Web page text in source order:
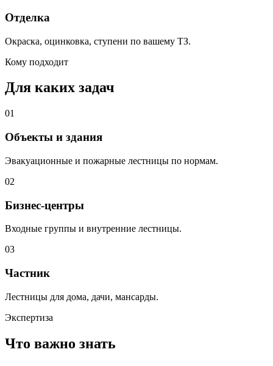
Отделка
Окраска, оцинковка, ступени по вашему ТЗ.
Кому подходит
Для каких задач
01
Объекты и здания
Эвакуационные и пожарные лестницы по нормам.
02
Бизнес-центры
Входные группы и внутренние лестницы.
03
Частник
Лестницы для дома, дачи, мансарды.
Экспертиза
Что важно знать